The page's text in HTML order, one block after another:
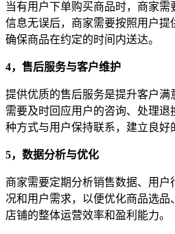
当有用户下单购买商品时，商家
信息无误后，商家需要按照用户
确保商品在约定的时间内送达。
4，售后服务与客户维护
提供优质的售后服务是提升客户满
需要及时回应用户的咨询、处理
种方式与用户保持联系，建立良好
5，数据分析与优化
商家需要定期分析销售数据、用
况和用户需求，以便优化商品选品
店铺的整体运营效率和盈利能力。